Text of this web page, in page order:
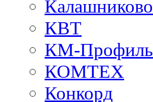
Калашниково
КВТ
КМ-Профиль
КОМТЕХ
Конкорд